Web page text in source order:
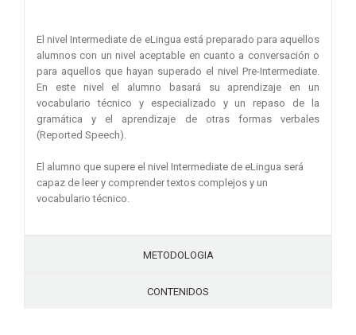
El nivel Intermediate de eLingua está preparado para aquellos
alumnos con un nivel aceptable en cuanto a conversación o
para aquellos que hayan superado el nivel Pre-Intermediate.
En este nivel el alumno basará su aprendizaje en un
vocabulario técnico y especializado y un repaso de la
gramática y el aprendizaje de otras formas verbales
(Reported Speech).
El alumno que supere el nivel Intermediate de eLingua será
capaz de leer y comprender textos complejos y un
vocabulario técnico.
METODOLOGIA
CONTENIDOS